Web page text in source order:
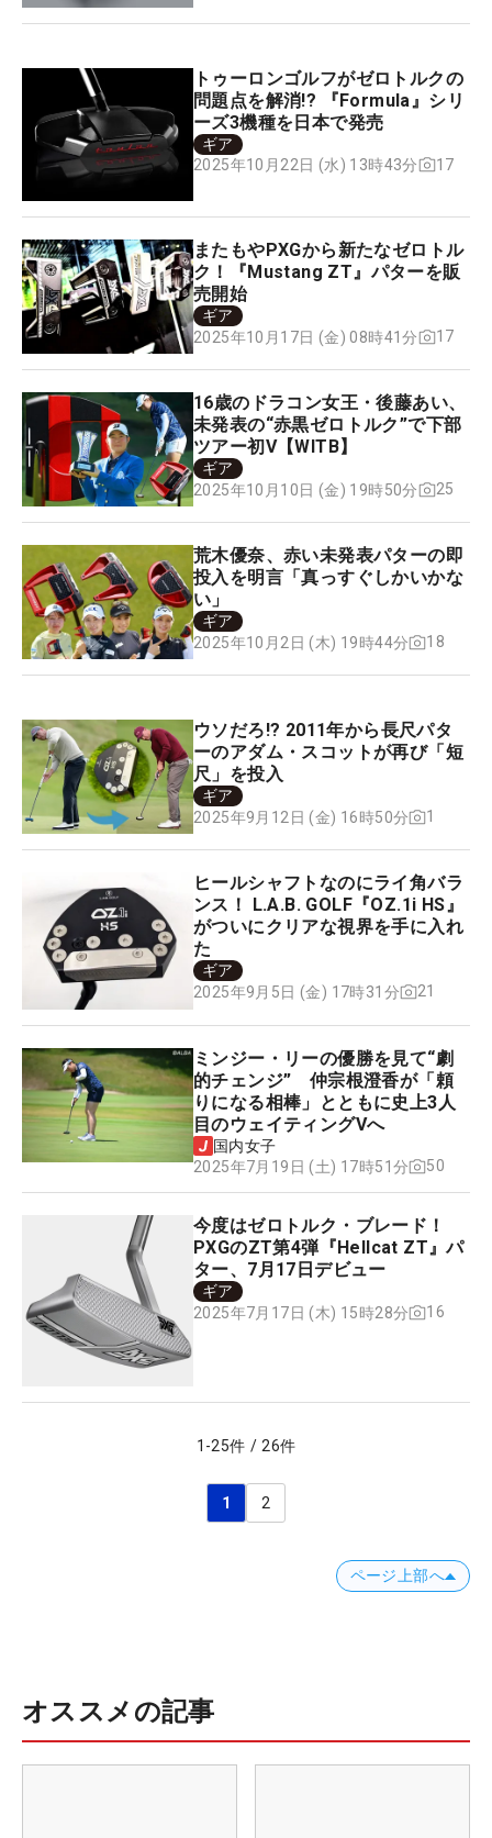
トゥーロンゴルフがゼロトルクの
問題点を解消!? 『Formula』シリ
ーズ3機種を日本で発売
ギア
2025年10月22日 (水) 13時43分
17
またもやPXGから新たなゼロトル
ク！『Mustang ZT』パターを販
売開始
ギア
2025年10月17日 (金) 08時41分
17
16歳のドラコン女王・後藤あい、
未発表の“赤黒ゼロトルク”で下部
ツアー初V【WITB】
ギア
2025年10月10日 (金) 19時50分
25
荒木優奈、赤い未発表パターの即
投入を明言「真っすぐしかいかな
い」
ギア
2025年10月2日 (木) 19時44分
18
ウソだろ!? 2011年から長尺パタ
ーのアダム・スコットが再び「短
尺」を投入
ギア
2025年9月12日 (金) 16時50分
1
ヒールシャフトなのにライ角バラ
ンス！ L.A.B. GOLF『OZ.1i HS』
がついにクリアな視界を手に入れ
た
ギア
2025年9月5日 (金) 17時31分
21
ミンジー・リーの優勝を見て“劇
的チェンジ” 仲宗根澄香が「頼
りになる相棒」とともに史上3人
目のウェイティングVへ
国内女子
2025年7月19日 (土) 17時51分
50
今度はゼロトルク・ブレード！
PXGのZT第4弾『Hellcat ZT』パ
ター、7月17日デビュー
ギア
2025年7月17日 (木) 15時28分
16
1 -25件 / 26件
1 2
ページ上部へ
オススメの記事